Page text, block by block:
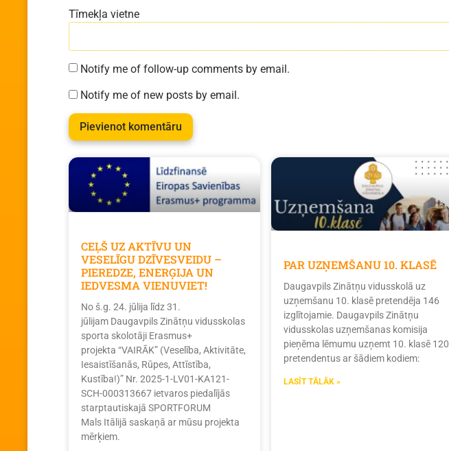
Tīmekļa vietne
Notify me of follow-up comments by email.
Notify me of new posts by email.
CEĻŠ UZ AKTĪVU UN
VESELĪGU DZĪVESVEIDU –
PIEREDZE, ENERĢIJA UN
IEDVESMA VIENUVIET!
No š.g. 24. jūlija līdz 31.
jūlijam Daugavpils Zinātņu vidusskolas
sporta skolotāji Erasmus+
projekta “VAIRĀK” (Veselība, Aktivitāte,
Iesaistīšanās, Rūpes, Attīstība,
Kustība!)” Nr. 2025-1-LV01-KA121-
SCH-000313667 ietvaros piedalījās
starptautiskajā SPORTFORUM
Mals Itālijā saskaņā ar mūsu projekta
mērķiem.
PAR UZŅEMŠANU 10. KLASĒ
Daugavpils Zinātņu vidusskolā uz
uzņemšanu 10. klasē pretendēja 146
izglītojamie. Daugavpils Zinātņu
vidusskolas uzņemšanas komisija
pieņēma lēmumu uzņemt 10. klasē 120
pretendentus ar šādiem kodiem:
LASĪT TĀLĀK »